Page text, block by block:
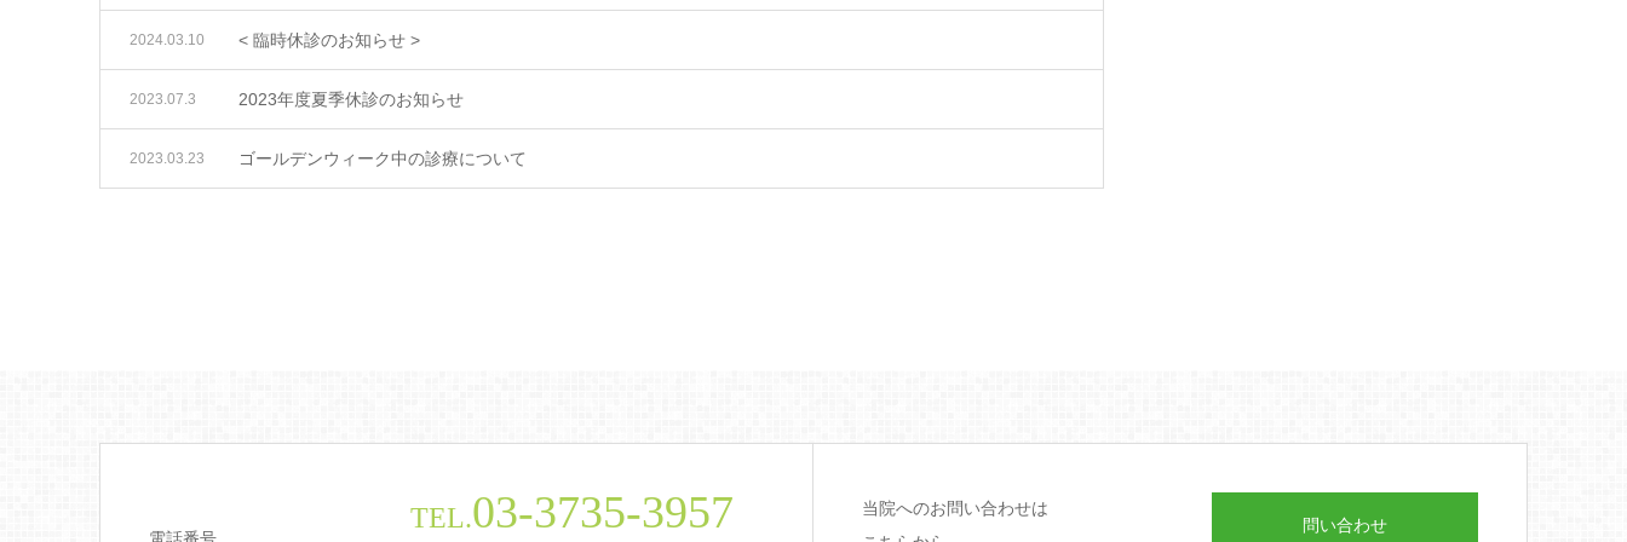
< 臨時休診のお知らせ >
2024.03.10
2023年度夏季休診のお知らせ
2023.07.3
ゴールデンウィーク中の診療について
2023.03.23
電話番号
TEL.03-3735-3957
当院へのお問い合わせは
問い合わせ